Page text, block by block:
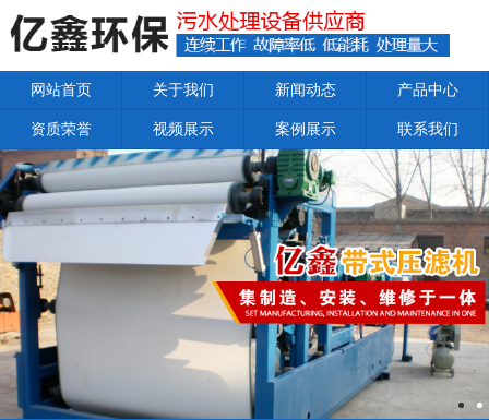
网站首页 关于我们 新闻动态 产品中心
资质荣誉 视频展示 案例展示 联系我们